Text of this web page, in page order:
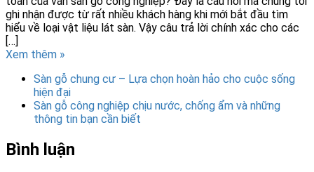
ghi nhận được từ rất nhiều khách hàng khi mới bắt đầu tìm
hiểu về loại vật liệu lát sàn. Vậy câu trả lời chính xác cho các
[…]
Xem thêm »
Sàn gỗ chung cư – Lựa chọn hoàn hảo cho cuộc sống
hiện đại
Sàn gỗ công nghiệp chịu nước, chống ẩm và những
thông tin bạn cần biết
Bình luận